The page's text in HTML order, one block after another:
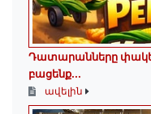
Դատարանները
բացենք․․․
ավելին